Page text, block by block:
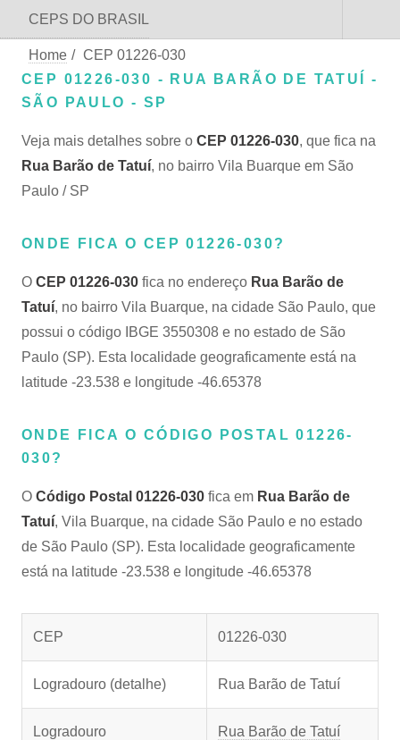
CEPS DO BRASIL
Home / CEP 01226-030
CEP 01226-030 - RUA BARÃO DE TATUÍ -
SÃO PAULO - SP
Veja mais detalhes sobre o CEP 01226-030, que fica na
Rua Barão de Tatuí, no bairro Vila Buarque em São
Paulo / SP
ONDE FICA O CEP 01226-030?
O CEP 01226-030 fica no endereço Rua Barão de
Tatuí, no bairro Vila Buarque, na cidade São Paulo, que
possui o código IBGE 3550308 e no estado de São
Paulo (SP). Esta localidade geograficamente está na
latitude -23.538 e longitude -46.65378
ONDE FICA O CÓDIGO POSTAL 01226-
030?
O Código Postal 01226-030 fica em Rua Barão de
Tatuí, Vila Buarque, na cidade São Paulo e no estado
de São Paulo (SP). Esta localidade geograficamente
está na latitude -23.538 e longitude -46.65378
CEP 01226-030
Logradouro (detalhe) Rua Barão de Tatuí
Logradouro Rua Barão de Tatuí